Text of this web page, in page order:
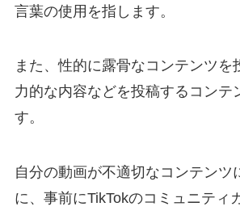
言葉の使用を指します。
また、性的に露骨なコンテンツを
力的な内容などを投稿するコンテ
す。
自分の動画が不適切なコンテンツ
に、事前にTikTokのコミュニティ